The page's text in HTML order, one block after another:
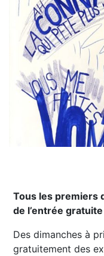
Tous les premiers
de l’entrée
Des dimanches à
gratuitement des